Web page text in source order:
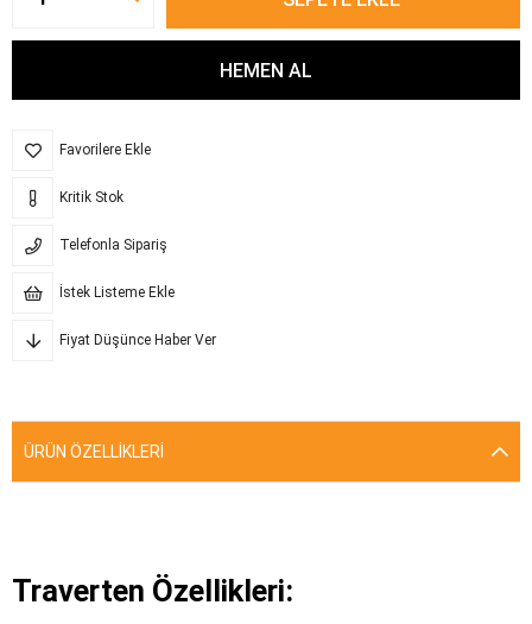
Favorilere Ekle
Kritik Stok
Telefonla Sipariş
İstek Listeme Ekle
Fiyat Düşünce Haber Ver
ÜRÜN ÖZELLIKLERI
Traverten Özellikleri: